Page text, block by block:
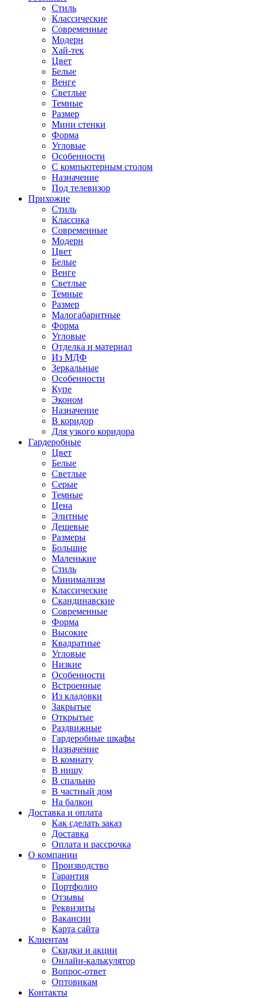
Стиль
Классические
Современные
Модерн
Хай-тек
Цвет
Белые
Венге
Светлые
Темные
Размер
Мини стенки
Форма
Угловые
Особенности
С компьютерным столом
Назначение
Под телевизор
Прихожие
Стиль
Классика
Современные
Модерн
Цвет
Белые
Венге
Светлые
Темные
Размер
Малогабаритные
Форма
Угловые
Отделка и материал
Из МДФ
Зеркальные
Особенности
Купе
Эконом
Назначение
В коридор
Для узкого коридора
Гардеробные
Цвет
Белые
Светлые
Серые
Темные
Цена
Элитные
Дешевые
Размеры
Большие
Маленькие
Стиль
Минимализм
Классические
Скандинавские
Современные
Форма
Высокие
Квадратные
Угловые
Низкие
Особенности
Встроенные
Из кладовки
Закрытые
Открытые
Раздвижные
Гардеробные шкафы
Назначение
В комнату
В нишу
В спальню
В частный дом
На балкон
Доставка и оплата
Как сделать заказ
Доставка
Оплата и рассрочка
О компании
Производство
Гарантия
Портфолио
Отзывы
Реквизиты
Вакансии
Карта сайта
Клиентам
Скидки и акции
Онлайн-калькулятор
Вопрос-ответ
Оптовикам
Контакты